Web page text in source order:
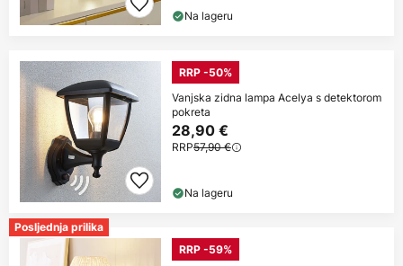
Na lageru
RRP -50%
Vanjska zidna lampa Acelya s detektorom
pokreta
28,90 €
RRP57,90 €
Na lageru
Posljednja prilika
RRP -59%